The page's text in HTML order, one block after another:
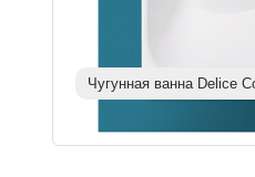
Чугунная ванна Delice